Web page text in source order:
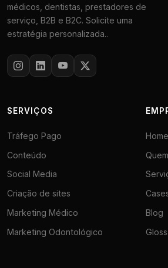
médicos, dentistas, prestadores de
serviço, B2B e B2C. Solicite uma
estratégia personalizada..
SERVIÇOS
Tráfego Pago
Conteúdo
Social Media
Criação de sites
Marketing Médico
Marketing Odontológico
Home
Blog